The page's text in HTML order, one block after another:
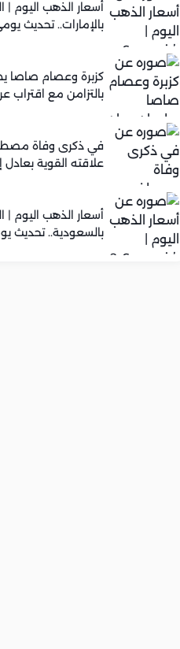
بالإمارات.. تحديث
كزبرة وعصام صاصا
بالتزامن مع
في ذكرى وفاة
علاقته القوية بعادل
بالسعودية.. تحديث